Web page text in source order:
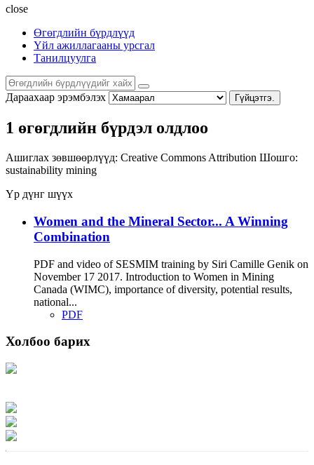
close
Өгөгдлийн бүрдлүүд
Үйл ажиллагааны урсгал
Танилцуулга
Дараахаар эрэмбэлэх Гүйцэтгэ.
1 өгөгдлийн бүрдэл олдлоо
Ашиглах зөвшөөрлүүд: Creative Commons Attribution Шошго:
sustainability mining
Үр дүнг шүүх
Women and the Mineral Sector... A Winning
Combination
PDF and video of SESMIM training by Siri Camille Genik on
November 17 2017. Introduction to Women in Mining
Canada (WIMC), importance of diversity, potential results,
national...
PDF
Холбоо барих